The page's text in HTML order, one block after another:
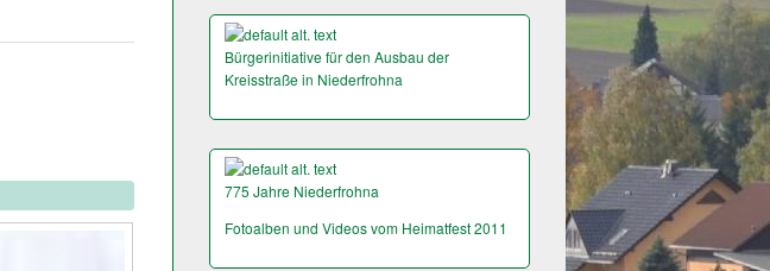
Bürgerinitiative für den Ausbau der
Kreisstraße in Niederfrohna
775 Jahre Niederfrohna
Fotoalben und Videos vom Heimatfest 2011